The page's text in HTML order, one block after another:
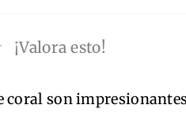
¡Valora esto!
coral son